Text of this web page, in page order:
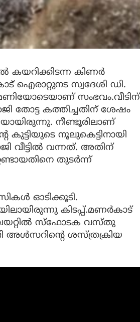
കയറിക്കിടന്ന കിണർ
ഐരാറ്റുനട സ്വദേശി ഡി.
മണിയോടെയാണ് സംഭവം.വീടിന്
തോട്ട കത്തിച്ചതിന് ശേഷം
നീണ്ടൂരിലാണ്
നൂലുകെട്ടിനായി
വീട്ടിൽ വന്നത്. അതിന്
തുടർന്ന്
ഓടിക്കൂടി.
കിടപ്പ്.മണർകാട്
സ്‌ഫോടക വസ്തു
അൾസറിന്റെ ശസ്ത്രക്രിയ